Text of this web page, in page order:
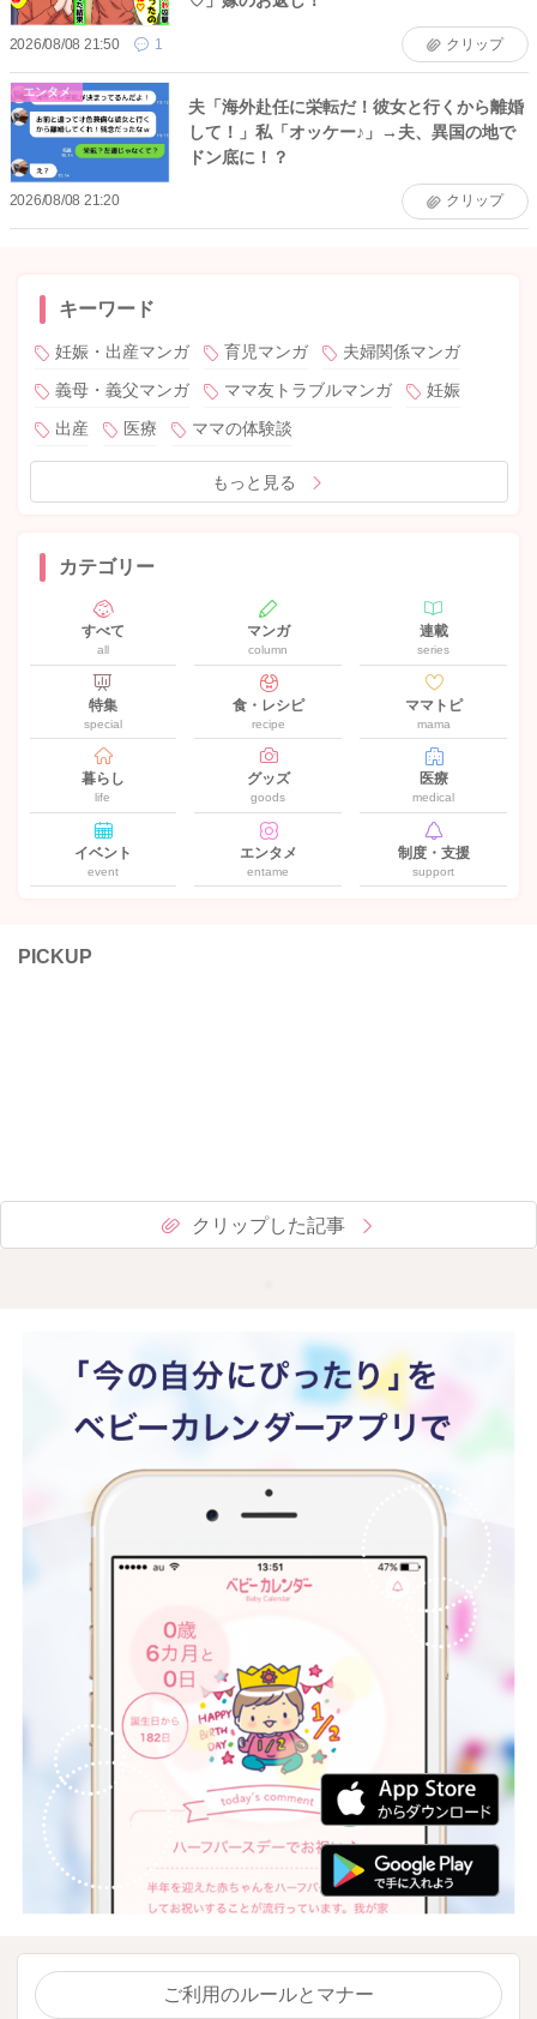
2026/08/08 21:50 1 クリップ
エンタメ
夫「海外赴任に栄転だ！彼女と行くから離婚
して！」私「オッケー♪」→夫、異国の地で
ドン底に！？
2026/08/08 21:20 クリップ
キーワード
妊娠・出産マンガ 育児マンガ
夫婦関係マンガ
義母・義父マンガ
ママ友トラブルマンガ
妊娠
出産
医療 ママの体験談
もっと見る
カテゴリー
すべて
all
マンガ
column
連載
series
特集
special
食・レシピ
recipe
ママトピ
mama
暮らし
life
グッズ
goods
医療
medical
イベント
event
エンタメ
entame
制度・支援
support
PICKUP
クリップした記事
ご利用のルールとマナー